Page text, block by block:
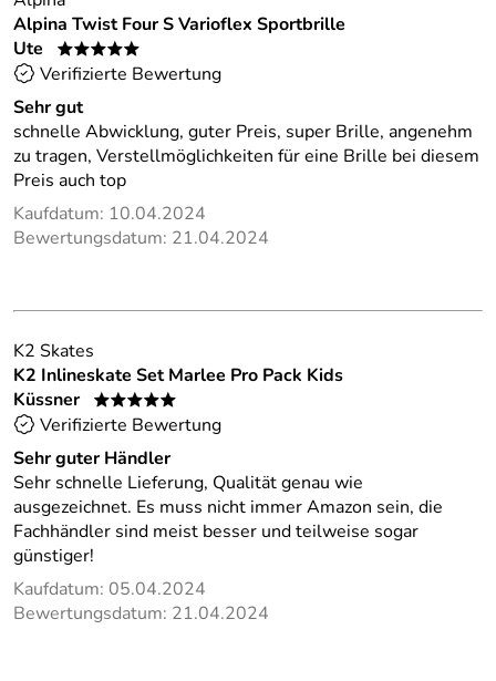
Alpina Twist Four S Varioflex Sportbrille
Ute
*****
Verifizierte Bewertung
Sehr gut
schnelle Abwicklung, guter Preis, super Brille, angenehm
zu tragen, Verstellmöglichkeiten für eine Brille bei diesem
Preis auch top
Kaufdatum: 10.04.2024
Bewertungsdatum: 21.04.2024
K2 Skates
K2 Inlineskate Set Marlee Pro Pack Kids
Küssner
*****
Verifizierte Bewertung
Sehr guter Händler
Sehr schnelle Lieferung, Qualität genau wie
ausgezeichnet. Es muss nicht immer Amazon sein, die
Fachhändler sind meist besser und teilweise sogar
günstiger!
Kaufdatum: 05.04.2024
Bewertungsdatum: 21.04.2024